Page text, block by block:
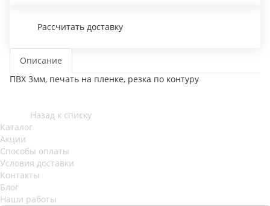
Рассчитать доставку
Описание
ПВХ 3мм, печать на пленке, резка по контуру
Назад к списку
Каталог
Акции
Способы оплаты
Условия доставки
Контакты
Блог
Наши работы